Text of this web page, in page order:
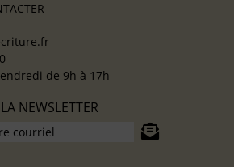
de 9h à 17h
NEWSLETTER